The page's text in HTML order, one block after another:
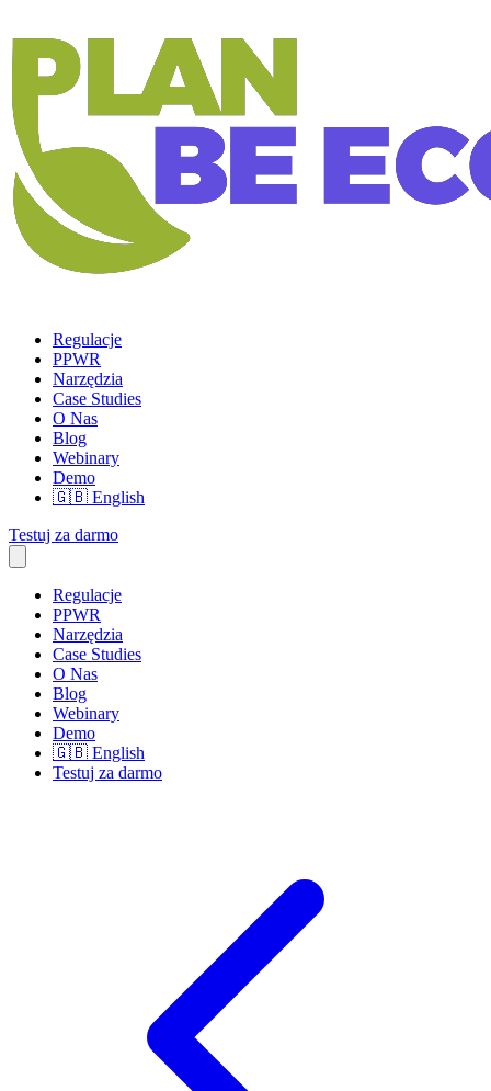
Regulacje
PPWR
Narzędzia
Case Studies
O Nas
Blog
Webinary
Demo
🇬🇧 English
Testuj za darmo
Regulacje
PPWR
Narzędzia
Case Studies
O Nas
Blog
Webinary
Demo
🇬🇧 English
Testuj za darmo